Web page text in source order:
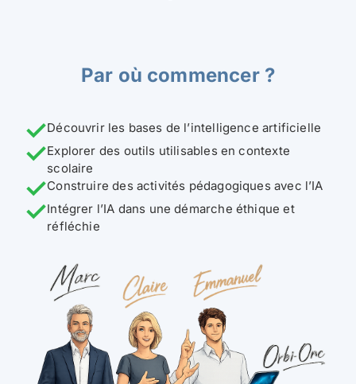
Par où commencer ?
✓Découvrir les bases de l’intelligence artificielle
✓Explorer des outils utilisables en contexte
scolaire
✓Construire des activités pédagogiques avec l’IA
✓Intégrer l’IA dans une démarche éthique et
réfléchie